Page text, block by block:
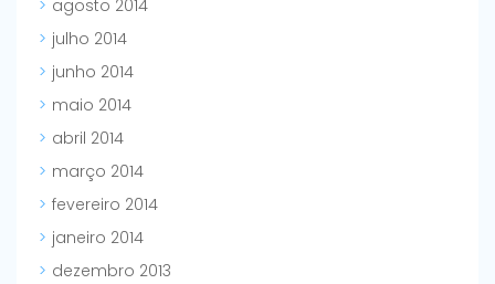
agosto 2014
julho 2014
junho 2014
maio 2014
abril 2014
março 2014
fevereiro 2014
janeiro 2014
dezembro 2013